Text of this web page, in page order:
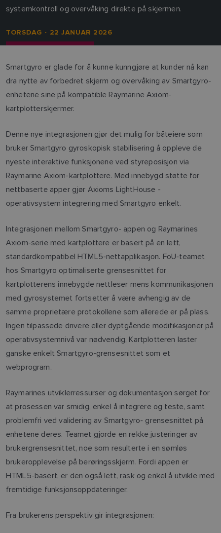
systemkontroll og overvåking direkte på skjermen.
TORSDAG - 22 JANUAR 2026
Smartgyro er glade for å kunne kunngjøre at kunder nå kan
dra nytte av forbedret skjerm og overvåking av Smartgyro-
enhetene sine på kompatible Raymarine Axiom-
kartplotterskjermer.
Denne nye integrasjonen gjør det mulig for båteiere som
bruker Smartgyro gyroskopisk stabilisering å oppleve de
nyeste interaktive funksjonene ved styreposisjon via
Raymarine Axiom-kartplottere. Med innebygd støtte for
nettbaserte apper gjør Axioms LightHouse -
operativsystem integrering med Smartgyro enkelt.
Integrasjonen mellom Smartgyro- appen og Raymarines
Axiom-serie med kartplottere er basert på en lett,
standardkompatibel HTML5-nettapplikasjon. FoU-teamet
hos Smartgyro optimaliserte grensesnittet for
kartplotterens innebygde nettleser mens kommunikasjonen
med gyrosystemet fortsetter å være avhengig av de
samme proprietære protokollene som allerede er på plass.
Ingen tilpassede drivere eller dyptgående modifikasjoner på
operativsystemnivå var nødvendig, Kartplotteren laster
ganske enkelt Smartgyro-grensesnittet som et
webprogram.
Raymarines utviklerressurser og dokumentasjon sørget for
at prosessen var smidig, enkel å integrere og teste, samt
problemfri ved validering av Smartgyro- grensesnittet på
enhetene deres. Teamet gjorde en rekke justeringer av
brukergrensesnittet, noe som resulterte i en sømløs
brukeropplevelse på berøringsskjerm. Fordi appen er
HTML5-basert, er den også lett, rask og enkel å utvikle med
fremtidige funksjonsoppdateringer.
Fra brukerens perspektiv gir integrasjonen: